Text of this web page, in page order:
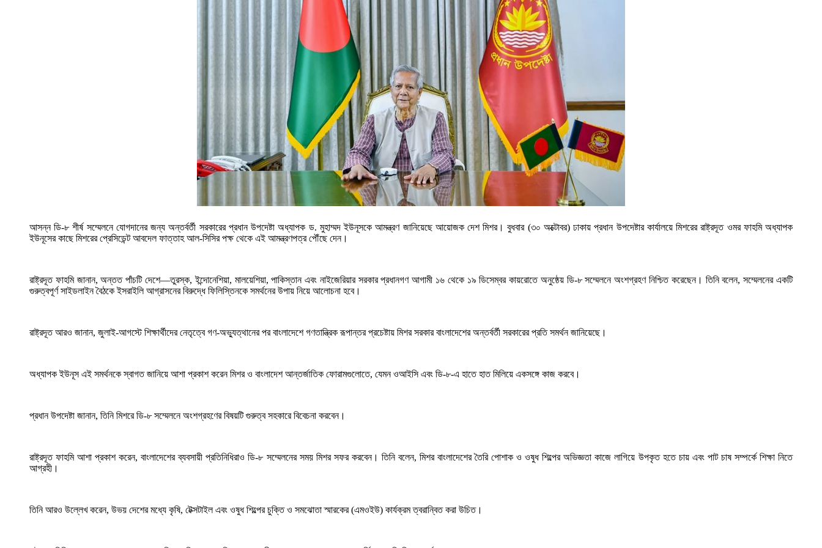
আসন্ন ডি-৮ শীর্ষ সম্মেলনে যোগদানের জন্য অন্তর্বর্তী সরকারের প্রধান উপদেষ্টা অধ্যাপক ড. মুহাম্মদ ইউনূসকে আমন্ত্রণ জানিয়েছে আয়োজক দেশ মিশর। বুধবার (৩০ অক্টোবর) ঢাকায় প্রধান উপদেষ্টার কার্যালয়ে মিশরের রাষ্ট্রদূত ওমর ফাহমি অধ্যাপক
ইউনূসের কাছে মিশরের প্রেসিডেন্ট আবদেল ফাত্তাহ আল-সিসির পক্ষ থেকে এই আমন্ত্রণপত্র পৌঁছে দেন।
রাষ্ট্রদূত ফাহমি জানান, অন্তত পাঁচটি দেশে—তুরস্ক, ইন্দোনেশিয়া, মালয়েশিয়া, পাকিস্তান এবং নাইজেরিয়ার সরকার প্রধানগণ আগামী ১৬ থেকে ১৯ ডিসেম্বর কায়রোতে অনুষ্ঠেয় ডি-৮ সম্মেলনে অংশগ্রহণ নিশ্চিত করেছেন। তিনি বলেন, সম্মেলনের একটি
গুরুত্বপূর্ণ সাইডলাইন বৈঠকে ইসরাইলি আগ্রাসনের বিরুদ্ধে ফিলিস্তিনকে সমর্থনের উপায় নিয়ে আলোচনা হবে।
রাষ্ট্রদূত আরও জানান, জুলাই-আগস্টে শিক্ষার্থীদের নেতৃত্বে গণ-অভ্যুত্থানের পর বাংলাদেশে গণতান্ত্রিক রূপান্তর প্রচেষ্টায় মিশর সরকার বাংলাদেশের অন্তর্বর্তী সরকারের প্রতি সমর্থন জানিয়েছে।
অধ্যাপক ইউনূস এই সমর্থনকে স্বাগত জানিয়ে আশা প্রকাশ করেন মিশর ও বাংলাদেশ আন্তর্জাতিক ফোরামগুলোতে, যেমন ওআইসি এবং ডি-৮-এ হাতে হাত মিলিয়ে একসঙ্গে কাজ করবে।
প্রধান উপদেষ্টা জানান, তিনি মিশরে ডি-৮ সম্মেলনে অংশগ্রহণের বিষয়টি গুরুত্ব সহকারে বিবেচনা করবেন।
রাষ্ট্রদূত ফাহমি আশা প্রকাশ করেন, বাংলাদেশের ব্যবসায়ী প্রতিনিধিরাও ডি-৮ সম্মেলনের সময় মিশর সফর করবেন। তিনি বলেন, মিশর বাংলাদেশের তৈরি পোশাক ও ওষুধ শিল্পের অভিজ্ঞতা কাজে লাগিয়ে উপকৃত হতে চায় এবং পাট চাষ সম্পর্কে শিক্ষা নিতে
আগ্রহী।
তিনি আরও উল্লেখ করেন, উভয় দেশের মধ্যে কৃষি, টেক্সটাইল এবং ওষুধ শিল্পের চুক্তি ও সমঝোতা স্মারকের (এমওইউ) কার্যক্রম ত্বরান্বিত করা উচিত।